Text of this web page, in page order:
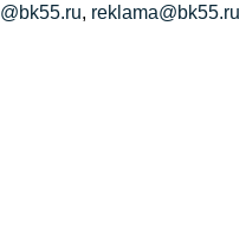
, reklama@bk55.ru